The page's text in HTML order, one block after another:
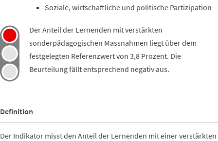
Soziale, wirtschaftliche und politische Partizipation
Der Anteil der Lernenden mit verstärkten
sonderpädagogischen Massnahmen liegt über dem
festgelegten Referenzwert von 3,8 Prozent. Die
Beurteilung fällt entsprechend negativ aus.
Definition
Der Indikator misst den Anteil der Lernenden mit einer verstärkten